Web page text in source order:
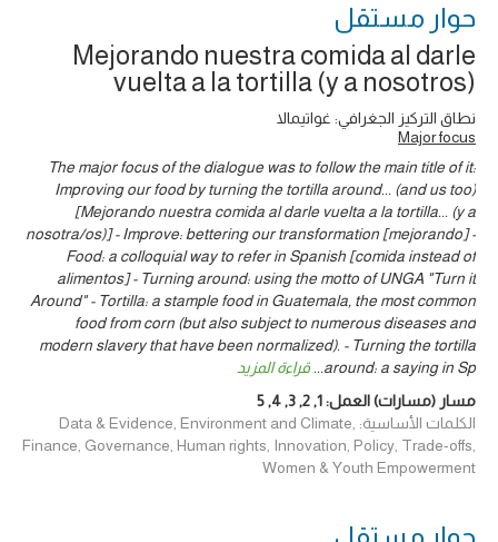
حوار ‎مستقل
Mejorando nuestra comida al darle
vuelta a la tortilla (y a nosotros)
نطاق التركيز الجغرافي: غواتيمالا
Major focus
The major focus of the dialogue was to follow the main title of it:
Improving our food by turning the tortilla around... (and us too)
[Mejorando nuestra comida al darle vuelta a la tortilla... (y a
nosotra/os)] - Improve: bettering our transformation [mejorando] -
Food: a colloquial way to refer in Spanish [comida instead of
alimentos] - Turning around: using the motto of UNGA "Turn it
Around" - Tortilla: a stample food in Guatemala, the most common
food from corn (but also subject to numerous diseases and
modern slavery that have been normalized). - Turning the tortilla
around: a saying in Sp
... قراءة المزيد
مسار (مسارات) العمل:1
,
2
,
3
,
4
,
5
الكلمات الأساسية: Data & Evidence, Environment and Climate,
Finance, Governance, Human rights, Innovation, Policy, Trade-offs,
Women & Youth Empowerment
حوار ‎مستقل